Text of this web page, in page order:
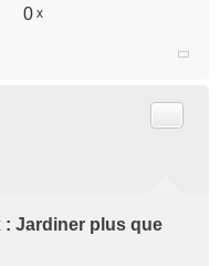
0 x
: Jardiner plus que